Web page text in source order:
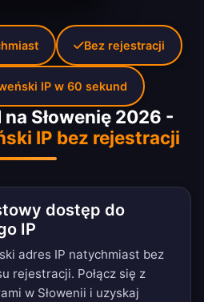
Słowenię 2026 -
IP bez rejestracji
dostęp do
IP
adres IP natychmiast bez
rejestracji. Połącz się z
w Słowenii i uzyskaj
Bez rejestracji
IP w 60 sekund